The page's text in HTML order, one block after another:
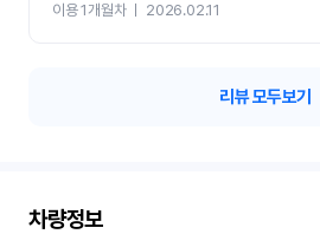
이용 1개월차ㅣ 2026.02.11
리뷰 모두보기
차량정보